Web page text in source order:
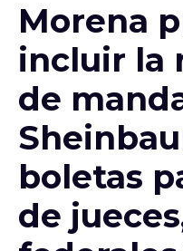
Morena
incluir la
de
boletas
de